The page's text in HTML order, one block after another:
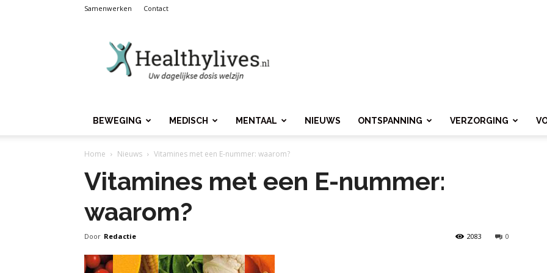
Samenwerken Contact
BEWEGING MEDISCH MENTAAL NIEUWS ONTSPANNING VERZORGING
Home Nieuws Vitamines met een E-nummer: waarom?
Vitamines met een E-nummer:
waarom?
Door Redactie 0
2083